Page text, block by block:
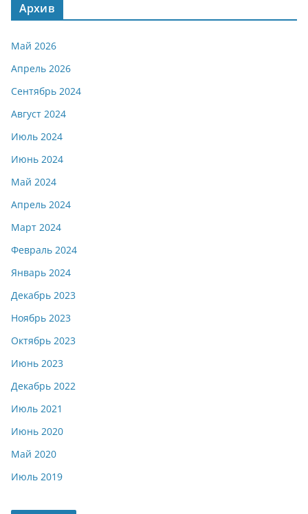
Архив
Май 2026
Апрель 2026
Сентябрь 2024
Август 2024
Июль 2024
Июнь 2024
Май 2024
Апрель 2024
Март 2024
Февраль 2024
Январь 2024
Декабрь 2023
Ноябрь 2023
Октябрь 2023
Июнь 2023
Декабрь 2022
Июль 2021
Июнь 2020
Май 2020
Июль 2019